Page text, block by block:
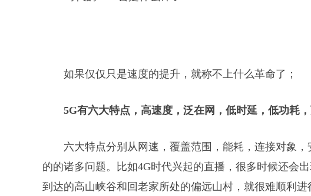
如果仅仅只是速度的提升，就称不上什么革命了；
5G有六大特点，高速度，泛在网，低时延，低功耗
六大特点分别从网速，覆盖范围，能耗，连接对象
的的诸多问题。比如4G时代兴起的直播，很多时候还会
到达的高山峡谷和回老家所处的偏远山村，就很难顺利